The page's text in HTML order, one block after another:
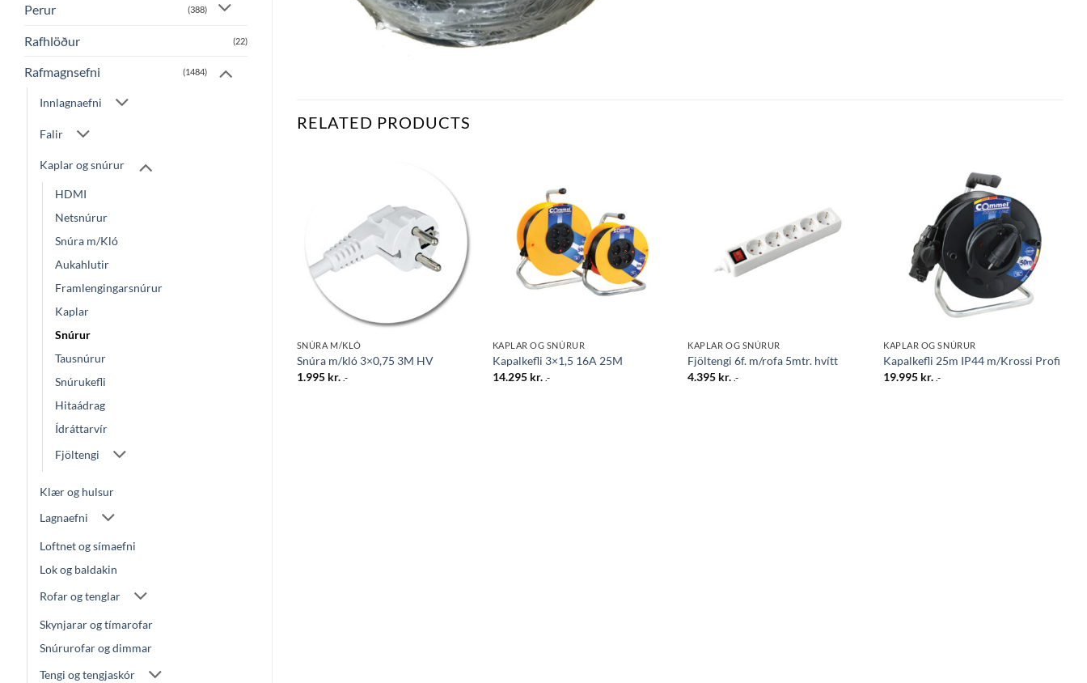
Perur (388)
Rafhlöður (22)
Rafmagnsefni (1484)
Innlagnaefni
Falir
Kaplar og snúrur
HDMI
Netsnúrur
Snúra m/Kló
Aukahlutir
Framlengingarsnúrur
Kaplar
Snúrur
Tausnúrur
Snúrukefli
Hitaádrag
Ídráttarvír
Fjöltengi
Klær og hulsur
Lagnaefni
Loftnet og símaefni
Lok og baldakin
Rofar og tenglar
Skynjarar og tímarofar
Snúrurofar og dimmar
Tengi og tengjaskór
RELATED PRODUCTS
Bæta
óskalista
SNÚRA M/KLÓ
Snúra m/kló 3×0,75 3M HV
1.995 kr. .-
óskalista
KAPLAR OG SNÚRUR
Kapalkefli 3×1,5 16A 25M
14.295 kr. .-
við á
óskalista
KAPLAR OG SNÚRUR
Fjöltengi 6f. m/rofa 5mtr. hvítt
4.395 kr. .-
við á
óskalista
KAPLAR OG SNÚRUR
Kapalkefli 25m IP44 m/Krossi Profi
19.995 kr. .-
Bæta
óskalista
1,4mtr. hvítt
Snúra m/kló 3M SV 2X0,75
1.195